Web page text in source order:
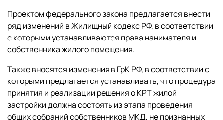
Проектом федерального закона предлагается внести
ряд изменений в Жилищный кодекс РФ, в соответствии
с которыми устанавливаются права нанимателя и
собственника жилого помещения.
Также вносятся изменения в ГрК РФ, в соответствии с
которыми предлагается устанавливать, что процедура
принятия и реализации решения о КРТ жилой
застройки должна состоять из этапа проведения
общих собраний собственников МКД, не признанных